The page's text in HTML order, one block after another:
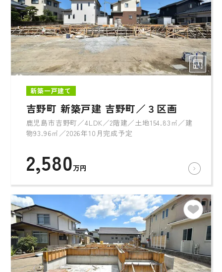
新築一戸建て
吉野町 新築戸建 吉野町／３区画
鹿児島市吉野町／4LDK／2階建／土地154.83㎡／建
物93.96㎡／2026年10月完成予定
2,580万円